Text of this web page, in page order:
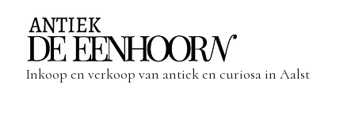
Inkoop en verkoop van antiek en curiosa in Aalst